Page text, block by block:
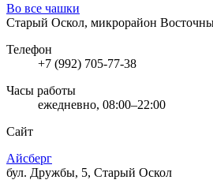
Во все чашки
Старый Оскол, микрорайон
Телефон
+7 (992) 705-77-38
Часы работы
ежедневно, 08:00–22:00
Сайт
Айсберг
бул. Дружбы, 5, Старый Оскол